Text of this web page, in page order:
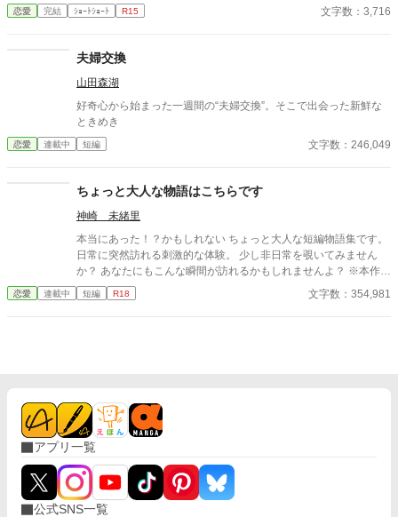
恋愛 完結 ｼｮｰﾄｼｮｰﾄ R15 文字数：3,716
夫婦交換
山田森湖
好奇心から始まった一週間の“夫婦交換”。そこで出会った新鮮な
ときめき
恋愛 連載中 短編 文字数：246,049
ちょっと大人な物語はこちらです
神崎 未緒里
本当にあった！？かもしれない ちょっと大人な短編物語集です。
日常に突然訪れる刺激的な体験。 少し非日常を覗いてみません
か？ あなたにもこんな瞬間が訪れるかもしれませんよ？ ※本作品
ではGemini PRO、Pixai.artで作成した生成AI画像ならびに Pixa
bay並びにUnsplshのロイヤリティフリーの画像を使用していま
恋愛 連載中 短編 R18 文字数：354,981
アプリ一覧
公式SNS一覧